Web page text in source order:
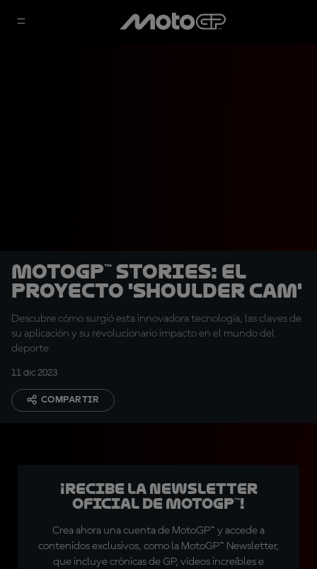
MotoGP™ Stories: El
proyecto 'Shoulder Cam'
Descubre cómo surgió esta innovadora tecnología, las claves de
su aplicación y su revolucionario impacto en el mundo del
deporte
11 dic 2023
COMPARTIR
¡Recibe la Newsletter
oficial de MotoGP™!
Crea ahora una cuenta de MotoGP™ y accede a
contenidos exclusivos, como la MotoGP™ Newsletter,
que incluye crónicas de GP, vídeos increíbles e